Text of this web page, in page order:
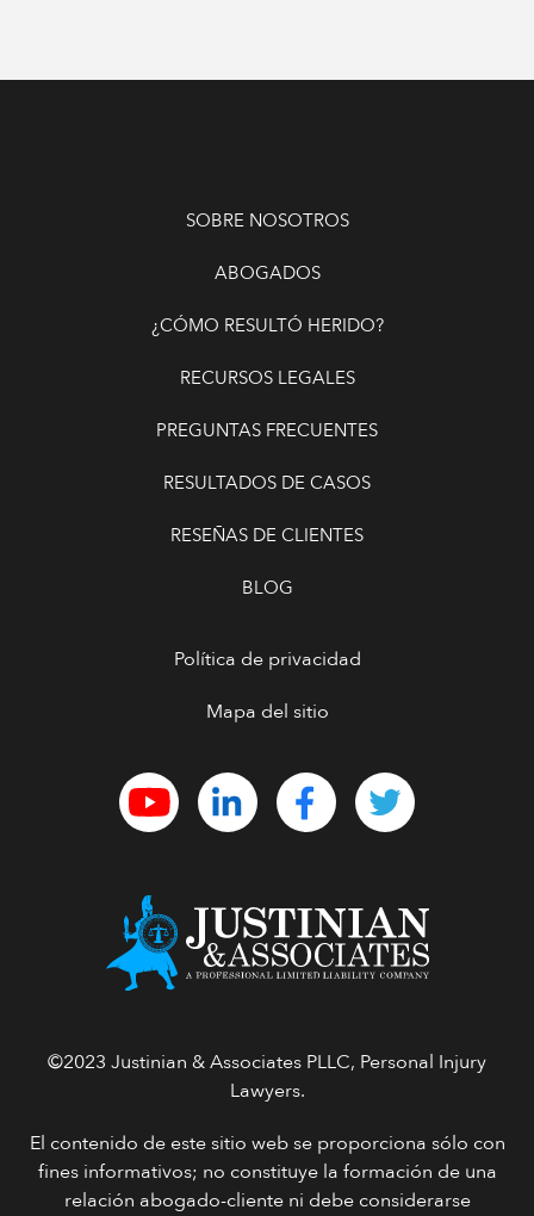
SOBRE NOSOTROS
ABOGADOS
¿CÓMO RESULTÓ HERIDO?
RECURSOS LEGALES
PREGUNTAS FRECUENTES
RESULTADOS DE CASOS
RESEÑAS DE CLIENTES
BLOG
Política de privacidad
Mapa del sitio
©2023 Justinian & Associates PLLC, Personal Injury
Lawyers.
El contenido de este sitio web se proporciona sólo con
fines informativos; no constituye la formación de una
relación abogado-cliente ni debe considerarse